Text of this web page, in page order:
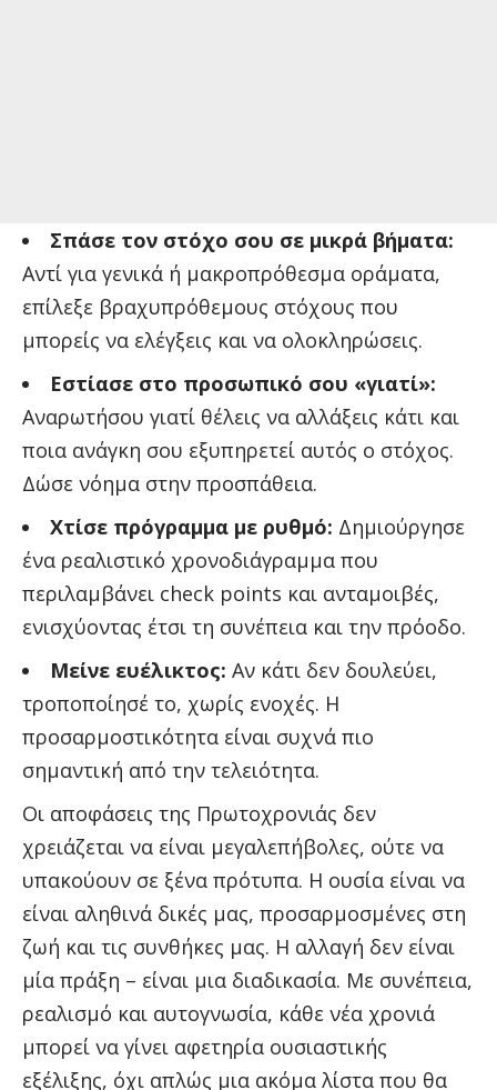
Σπάσε τον στόχο σου σε μικρά βήματα:
Αντί για γενικά ή μακροπρόθεσμα οράματα,
επίλεξε βραχυπρόθεμους στόχους που
μπορείς να ελέγξεις και να ολοκληρώσεις.
Εστίασε στο προσωπικό σου «γιατί»:
Αναρωτήσου γιατί θέλεις να αλλάξεις κάτι και
ποια ανάγκη σου εξυπηρετεί αυτός ο στόχος.
Δώσε νόημα στην προσπάθεια.
Χτίσε πρόγραμμα με ρυθμό: Δημιούργησε
ένα ρεαλιστικό χρονοδιάγραμμα που
περιλαμβάνει check points και ανταμοιβές,
ενισχύοντας έτσι τη συνέπεια και την πρόοδο.
Μείνε ευέλικτος: Αν κάτι δεν δουλεύει,
τροποποίησέ το, χωρίς ενοχές. Η
προσαρμοστικότητα είναι συχνά πιο
σημαντική από την τελειότητα.
Οι αποφάσεις της Πρωτοχρονιάς δεν
χρειάζεται να είναι μεγαλεπήβολες, ούτε να
υπακούουν σε ξένα πρότυπα. Η ουσία είναι να
είναι αληθινά δικές μας, προσαρμοσμένες στη
ζωή και τις συνθήκες μας. Η αλλαγή δεν είναι
μία πράξη – είναι μια διαδικασία. Με συνέπεια,
ρεαλισμό και αυτογνωσία, κάθε νέα χρονιά
μπορεί να γίνει αφετηρία ουσιαστικής
εξέλιξης, όχι απλώς μια ακόμα λίστα που θα